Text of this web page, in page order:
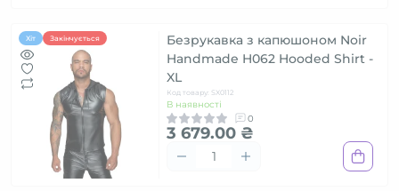
Хіт Закінчується
Безрукавка з капюшоном Noir
Handmade H062 Hooded Shirt -
XL
Код товару: SX0112
В наявності
0
3 679.00 ₴